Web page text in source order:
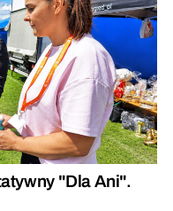
"Dla Ani".